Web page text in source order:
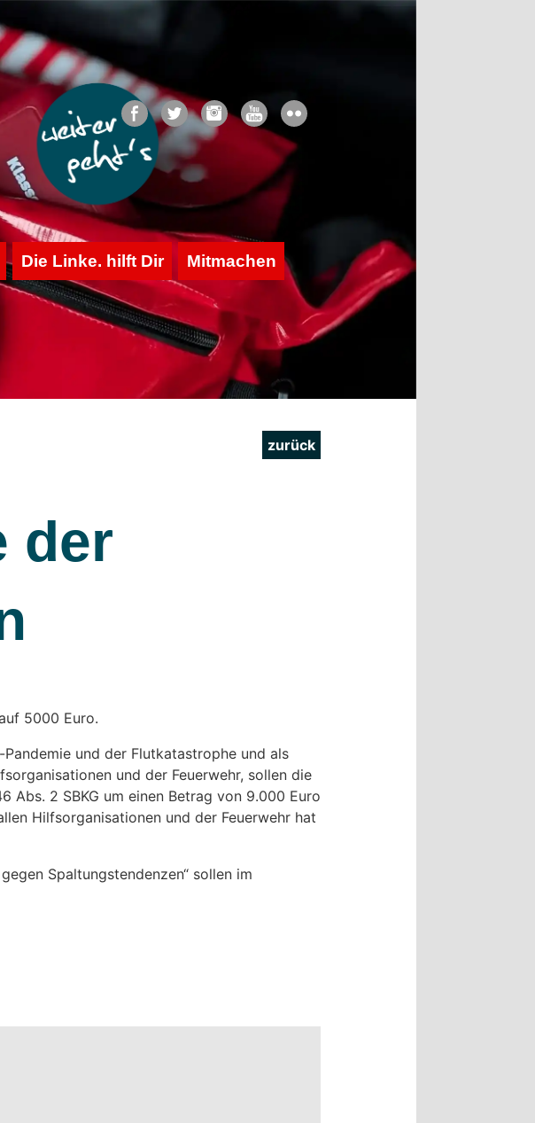
Die Linke. hilft Dir Mitmachen
zurück
der
5000 Euro.
und der Flutkatastrophe und als
und der Feuerwehr, sollen die
Abs. 2 SBKG um einen Betrag von 9.000 Euro
Hilfsorganisationen und der Feuerwehr hat
Spaltungstendenzen“ sollen im